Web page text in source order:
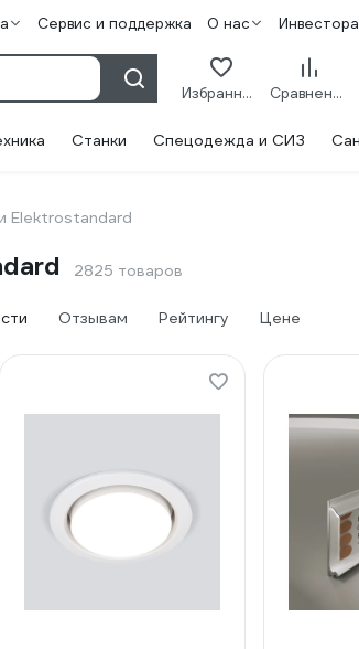
Сервис и поддержка О нас
Избранное Сравнение
Станки Спецодежда и СИЗ
Elektrostandard
2825 товаров
Отзывам Рейтингу Цене